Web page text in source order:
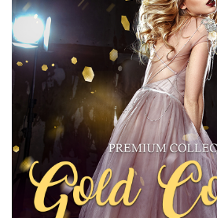
Entire Collection
(1783 Overlays)
Large 6000*4000px
Descarga gratis